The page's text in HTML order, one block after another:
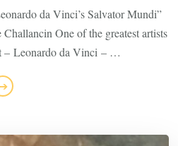
da Vinci’s Salvator Mundi”
One of the greatest artists
– Leonardo da Vinci – …